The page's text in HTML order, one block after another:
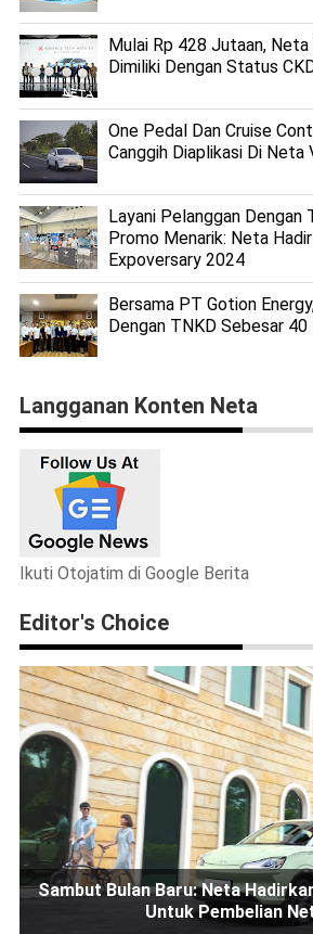
Mulai Rp 428 Jutaan, Neta
Dimiliki Dengan Status
One Pedal Dan Cruise
Canggih Diaplikasi Di Neta
Layani Pelanggan Dengan
Promo Menarik: Neta
Expoversary 2024
Bersama PT Gotion
Dengan TNKD Sebesar 40
Langganan Konten Neta
Ikuti Otojatim di Google Berita
Editor's Choice
Sambut Bulan Baru: Neta
Untuk Pembelian